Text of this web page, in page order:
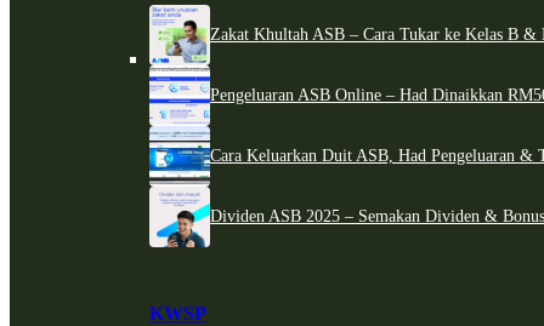
Zakat Khultah ASB – Cara Tukar ke Kelas B &
Pengeluaran ASB Online – Had Dinaikkan
Cara Keluarkan Duit ASB, Had Pengeluaran &
Dividen ASB 2025 – Semakan Dividen &
KWSP